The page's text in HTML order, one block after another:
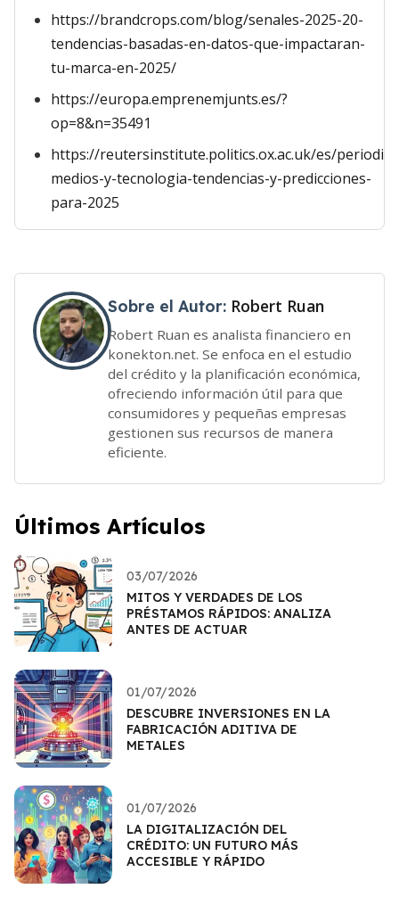
https://brandcrops.com/blog/senales-2025-20-
tendencias-basadas-en-datos-que-impactaran-
tu-marca-en-2025/
https://europa.emprenemjunts.es/?
op=8&n=35491
https://reutersinstitute.politics.ox.ac.uk/es/
medios-y-tecnologia-tendencias-y-predicciones-
para-2025
Sobre el Autor: Robert Ruan
Robert Ruan es analista financiero en
konekton.net. Se enfoca en el estudio
del crédito y la planificación económica,
ofreciendo información útil para que
consumidores y pequeñas empresas
gestionen sus recursos de manera
eficiente.
Últimos Artículos
03/07/2026
MITOS Y VERDADES DE LOS
PRÉSTAMOS RÁPIDOS: ANALIZA
ANTES DE ACTUAR
01/07/2026
DESCUBRE INVERSIONES EN LA
FABRICACIÓN ADITIVA DE
METALES
01/07/2026
LA DIGITALIZACIÓN DEL
CRÉDITO: UN FUTURO MÁS
ACCESIBLE Y RÁPIDO